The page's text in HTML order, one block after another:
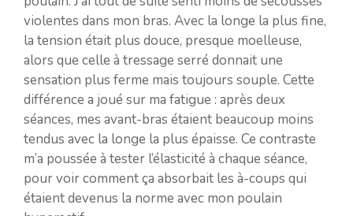
violentes dans mon bras. Avec la longe la plus fine,
la tension était plus douce, presque moelleuse,
alors que celle à tressage serré donnait une
sensation plus ferme mais toujours souple. Cette
différence a joué sur ma fatigue : après deux
séances, mes avant-bras étaient beaucoup moins
tendus avec la longe la plus épaisse. Ce contraste
m’a poussée à tester l’élasticité à chaque séance,
pour voir comment ça absorbait les à-coups qui
étaient devenus la norme avec mon poulain